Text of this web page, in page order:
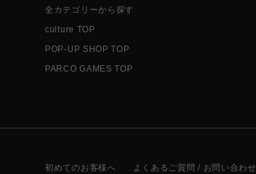
全カテゴリーから探す
culture TOP
POP-UP SHOP TOP
PARCO GAMES TOP
初めてのお客様へ よくあるご質問 / お問い合わせ